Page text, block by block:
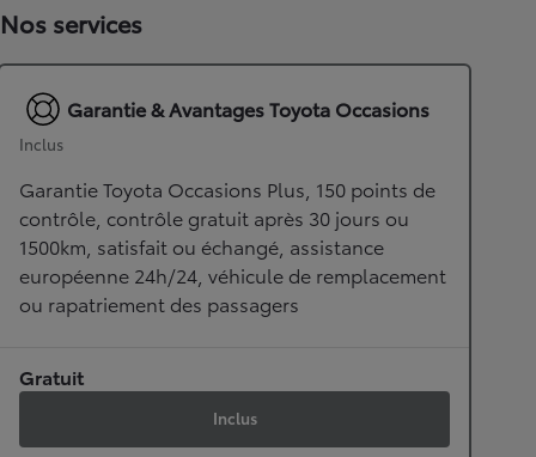
Nos services
Garantie & Avantages Toyota Occasions
Inclus
Garantie Toyota Occasions Plus, 150 points de
contrôle, contrôle gratuit après 30 jours ou
1500km, satisfait ou échangé, assistance
européenne 24h/24, véhicule de remplacement
ou rapatriement des passagers
Gratuit
Inclus